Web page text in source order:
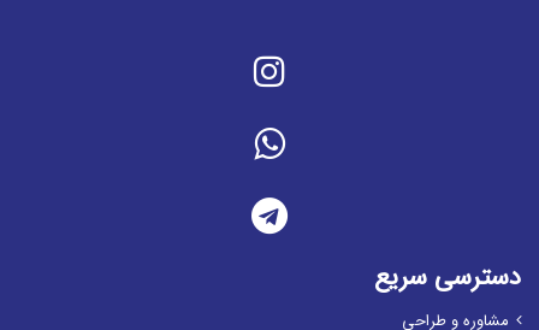
دسترسی سریع
مشاوره و طراحی